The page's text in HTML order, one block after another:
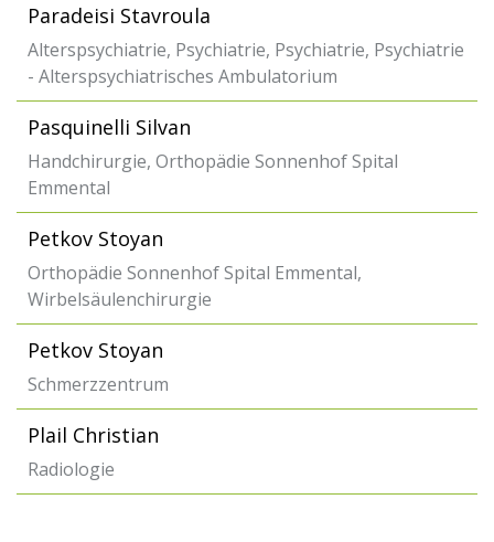
Paradeisi Stavroula
Alterspsychiatrie, Psychiatrie, Psychiatrie, Psychiatrie
- Alterspsychiatrisches Ambulatorium
Pasquinelli Silvan
Handchirurgie, Orthopädie Sonnenhof Spital
Emmental
Petkov Stoyan
Orthopädie Sonnenhof Spital Emmental,
Wirbelsäulenchirurgie
Petkov Stoyan
Schmerzzentrum
Plail Christian
Radiologie